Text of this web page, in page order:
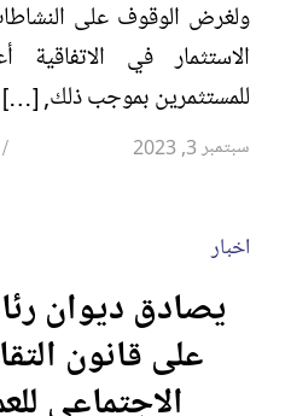
ولغرض الوقوف على
الاستثمار في الاتفاقية
للمستثمرين بموجب ذلك, […]
سبتمبر 3, 2023 /
اخبار
يصادق ديوان
على قانون
الاجتماعي